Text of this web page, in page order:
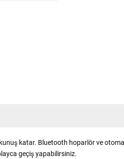
katar. Bluetooth hoparlör ve
geçiş yapabilirsiniz.